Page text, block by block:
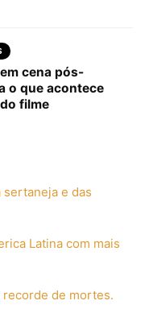
cena pós-
o que acontece
filme
sertaneja e das
Latina com mais
de mortes.